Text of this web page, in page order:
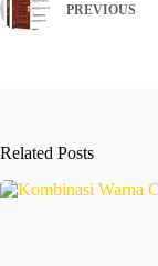
PREVIOUS
Related Posts